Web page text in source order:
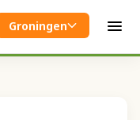
Groningen